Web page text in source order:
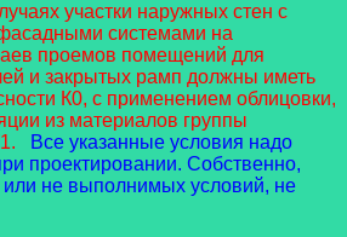
участки наружных стен с
системами на
проемов помещений для
и закрытых рамп должны иметь
К0, с применением облицовки,
из материалов группы
Все указанные условия надо
проектировании. Собственно,
или не выполнимых условий, не